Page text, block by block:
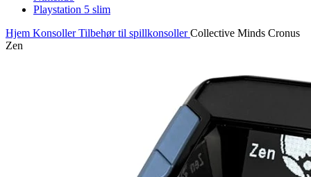
Playstation 5 slim
Hjem KonsollerTilbehør til spillkonsollerCollective Minds Cronus
Zen